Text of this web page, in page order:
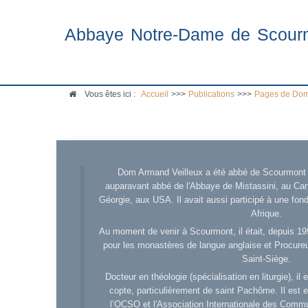
Abbaye Notre-Dame de
Vous êtes ici : Accueil >>> Publications >>> Pages de
Dom Armand Veilleux a été abbé de
auparavant abbé de l'Abbaye de Mistassini, au
Géorgie, aux USA. Il avait aussi participé à une
Afrique.
Au moment de venir à Scourmont, il était, depuis
pour les monastères de langue anglaise et
Saint-Siège.
Docteur en théologie (spécialisation en liturgie), il
copte, particulièrement de saint Pachôme. Il est
l’OCSO et l'Association Internationale des